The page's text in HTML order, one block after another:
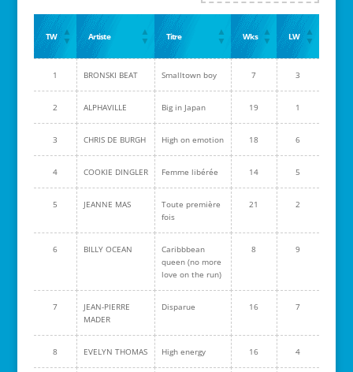
TW Artiste Titre Wks LW
1 BRONSKI BEAT Smalltown boy 7 3
2 ALPHAVILLE Big in Japan 19 1
3 CHRIS DE BURGH High on emotion 18 6
4 COOKIE DINGLER Femme libérée 14 5
5 JEANNE MAS
Toute première
fois
21 2
6 BILLY OCEAN
Caribbbean
queen (no more
love on the run)
8 9
7
JEAN-PIERRE
MADER
Disparue 16 7
8 EVELYN THOMAS High energy 16 4